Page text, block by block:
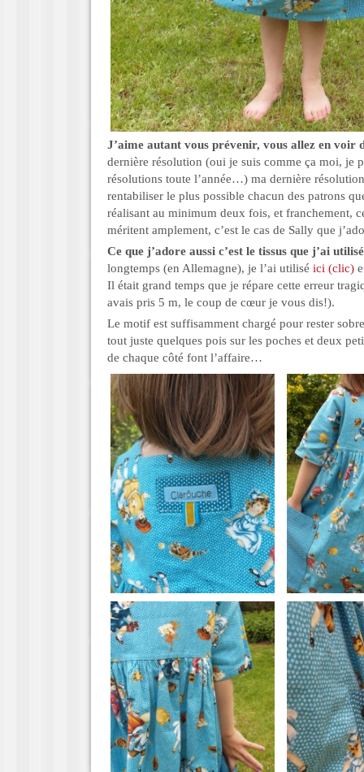
J’aime autant vous prévenir, vous allez en voir
dernière résolution (oui je suis comme ça moi, je
résolutions toute l’année…) ma dernière
rentabiliser le plus possible chacun des patrons
réalisant au minimum deux fois, et franchement,
méritent amplement, c’est le cas de Sally que
Ce que j’adore aussi c’est le tissus que j’ai
longtemps (en Allemagne), je l’ai utilisé ici (clic)
Il était grand temps que je répare cette erreur
avais pris 5 m, le coup de cœur je vous dis!).
Le motif est suffisamment chargé pour rester
tout juste quelques pois sur les poches et deux
de chaque côté font l’affaire…